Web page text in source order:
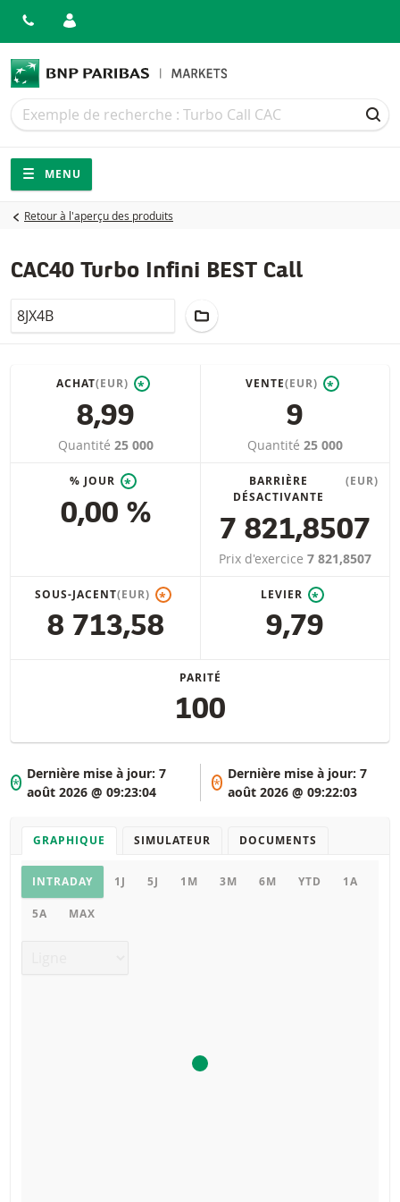
Recherche
Recherche
Navigation
Navigation sur le site
MENU
Retour à l'aperçu des produits
CAC40 Turbo Infini BEST Call
LocalCode
ACHAT(EUR) *
8,99
Quantité 25 000
VENTE(EUR) *
9
Quantité 25 000
% JOUR *
0,00 %
BARRIÈRE
DÉSACTIVANTE
(EUR)
7 821,8507
Prix d'exercice 7 821,8507
SOUS-JACENT(EUR) *
8 713,58
LEVIER *
9,79
PARITÉ
100
*
Dernière mise à jour:7
août 2026 @ 09:23:04
*
Dernière mise à jour: 7
août 2026 @ 09:22:03
GRAPHIQUE SIMULATEUR DOCUMENTS
Graphique
INTRADAY 1J 5J 1M 3M 6M YTD 1A
5A MAX